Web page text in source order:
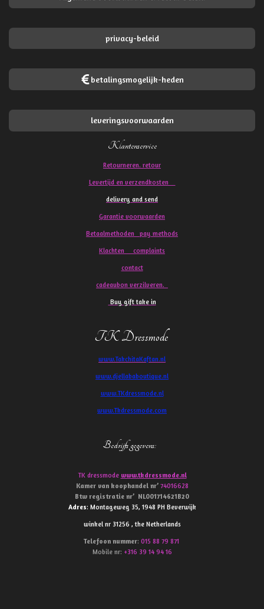
privacy-beleid
betalingsmogelijk-heden
leveringsvoorwaarden
Klantenservice
Retourneren. retour
Levertijd en verzendkosten
delivery and send
Garantie voorwaarden
Betaalmethoden pay methods
Klachten complaints
contact
cadeaubon verzilveren.
Buy gift take in
TK Dressmode
www.TakchitaKaftan.nl
www.djellababoutique.nl
www.TKdressmode.nl
www.Tkdressmode.com
Bedrijfs gegevens:
TK dressmode www.tkdressmode.nl
Kamer van koophandel nr’ 74016628
Btw registratie nr’ NL001714621B20
Adres: Montageweg 35, 1948 PH Beverwijk
winkel nr 31256 , the Netherlands
Telefoon nummer: 015 88 79 871
Mobile nr: +316 39 14 94 16